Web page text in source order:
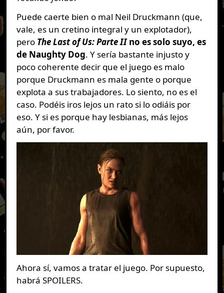
Puede caerte bien o mal Neil Druckmann (que,
vale, es un cretino integral y un explotador),
pero The Last of Us: Parte IIno es solo suyo, es
de Naughty Dog. Y sería bastante injusto y
poco coherente decir que el juego es malo
porque Druckmann es mala gente o porque
explota a sus trabajadores. Lo siento, no es el
caso. Podéis iros lejos un rato si lo odiáis por
eso. Y si es porque hay lesbianas, más lejos
aún, por favor.
Ahora sí, vamos a tratar el juego. Por supuesto,
habrá SPOILERS.